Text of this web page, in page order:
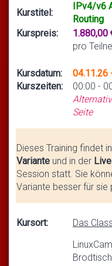
Kurstitel:
IPv4/v6
Routing
Kurspreis:
1.880,00
pro
Kursdatum:
Kurszeiten:
04.11.26
00:00 -
Seite
Dieses Training findet
Variante und in der
Session statt. Sie
Variante besser für sie
Kursort:
Das